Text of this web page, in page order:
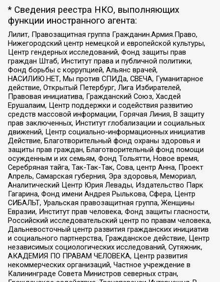
* Сведения реестра НКО, выполняющих
функции иностранного агента:
Лилит, Правозащитная группа Гражданин.Армия.Право,
Нижегородский центр немецкой и европейской культуры,
Центр гендерных исследований, Фонд защиты прав
граждан Штаб, Институт права и публичной политики,
Фонд борьбы с коррупцией, Альянс врачей,
НАСИЛИЮ.НЕТ, Мы против СПИДа, СВЕЧА, Гуманитарное
действие, Открытый Петербург, Лига Избирателей,
Правовая инициатива, Гражданский Союз, Хасдей
Ерушалаим, Центр поддержки и содействия развитию
средств массовой информации, Горячая Линия, В защиту
прав заключенных, Институт глобализации и социальных
движений, Центр социально-информационных инициатив
Действие, Благотворительный фонд охраны здоровья и
защиты прав граждан, Благотворительный фонд помощи
осужденным и их семьям, Фонд Тольятти, Новое время,
Серебряная тайга, Так-Так-Так, Сова, центр Анна, Проект
Апрель, Самарская губерния, Эра здоровья, Мемориал,
Аналитический Центр Юрия Левады, Издательство Парк
Гагарина, Фонд имени Андрея Рылькова, Сфера, Центр
СИБАЛЬТ, Уральская правозащитная группа, Женщины
Евразии, Институт прав человека, Фонд защиты гласности,
Российский исследовательский центр по правам человека,
Дальневосточный центр развития гражданских инициатив
и социального партнерства, Гражданское действие, Центр
независимых социологических исследований, Сутяжник,
АКАДЕМИЯ ПО ПРАВАМ ЧЕЛОВЕКА, Центр развития
некоммерческих организаций, Частное учреждение в
Калининграде Совета Министров северных стран,